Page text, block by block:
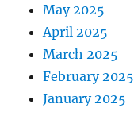
May 2025
April 2025
March 2025
February 2025
January 2025